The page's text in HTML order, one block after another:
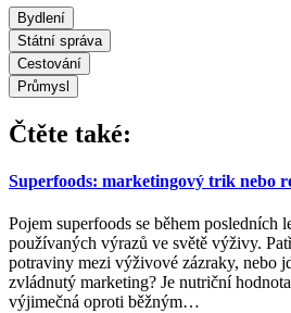
Bydlení
Státní správa
Cestování
Průmysl
Čtěte také:
Superfoods: marketingový trik nebo
Pojem superfoods se během posledních
používaných výrazů ve světě výživy.
potraviny mezi výživové zázraky, nebo
zvládnutý marketing? Je nutriční
výjimečná oproti běžným…